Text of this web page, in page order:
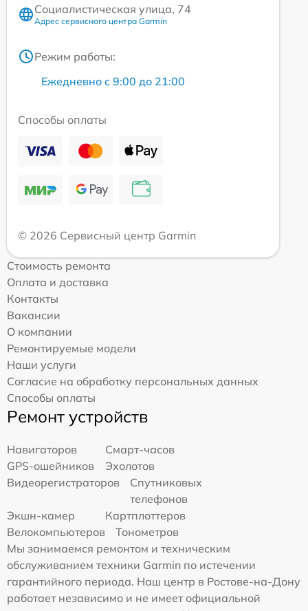
Социалистическая улица, 74
Адрес сервисного центра Garmin
Режим работы:
Ежедневно с 9:00 до 21:00
Способы оплаты
© 2026 Сервисный центр Garmin
Стоимость ремонта
Оплата и доставка
Контакты
Вакансии
О компании
Ремонтируемые модели
Наши услуги
Согласие на обработку персональных данных
Способы оплаты
Ремонт устройств
Навигаторов
Смарт-часов
GPS-ошейников
Эхолотов
Видеорегистраторов
Спутниковых
телефонов
Экшн-камер
Картплоттеров
Велокомпьютеров
Тонометров
Мы занимаемся ремонтом и техническим
обслуживанием техники Garmin по истечении
гарантийного периода. Наш центр в Ростове-на-Дону
работает независимо и не имеет официальной